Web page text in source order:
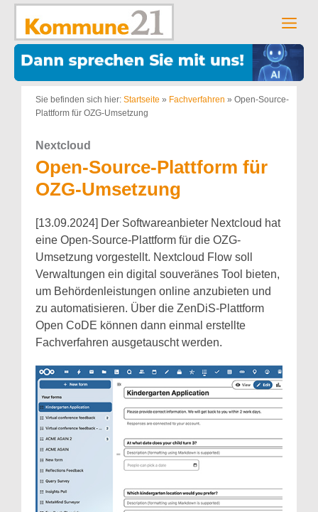
Zum
springen
Sie befinden sich hier: Startseite » Fachverfahren » Open-Source-
Plattform für OZG-Umsetzung
Nextcloud
Open-Source-Plattform für
OZG-Umsetzung
[13.09.2024] Der Softwareanbieter Nextcloud hat
eine Open-Source-Plattform für die OZG-
Umsetzung vorgestellt. Nextcloud Flow soll
Verwaltungen ein digital souveränes Tool bieten,
um Behördenleistungen online anzubieten und
zu automatisieren. Über die ZenDiS-Plattform
Open CoDE können dann einmal erstellte
Fachverfahren ausgetauscht werden.